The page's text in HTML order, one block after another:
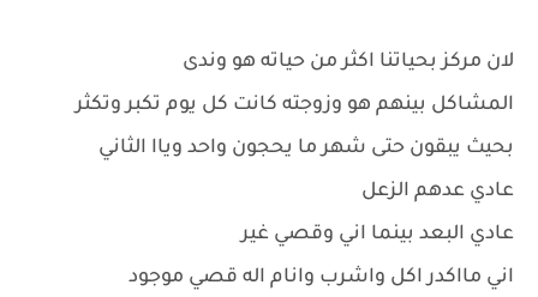
لان مركز بحياتنا اكثر من حياته هو وندى
المشاكل بينهم هو وزوجته كانت كل يوم تكبر وتكثر
بحيث يبقون حتى شهر ما يحجون واحد وياا الثاني
عادي عدهم الزعل
عادي البعد بينما اني وقصي غير
اني مااكدر اكل واشرب وانام اله قصي موجود